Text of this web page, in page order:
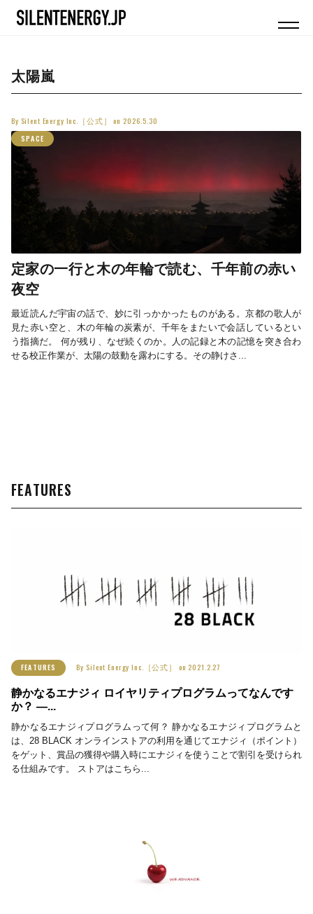
太陽嵐
By Silent Energy Inc.［公式］ on 2026.5.30
SPACE
定家の一行と木の年輪で読む、千年前の赤い
夜空
最近読んだ宇宙の話で、妙に引っかかったものがある。京都の歌人が
見た赤い空と、木の年輪の炭素が、千年をまたいで会話しているとい
う指摘だ。 何が残り、なぜ続くのか。人の記録と木の記憶を突き合わ
せる校正作業が、太陽の鼓動を露わにする。その静けさ...
FEATURES
FEATURES By Silent Energy Inc.［公式］ on 2021.2.27
静かなるエナジィ ロイヤリティプログラムってなんです
か？ ―...
静かなるエナジィプログラムって何？ 静かなるエナジィプログラムと
は、28 BLACK オンラインストアの利用を通じてエナジィ（ポイント）
をゲット、賞品の獲得や購入時にエナジィを使うことで割引を受けられ
る仕組みです。 ストアはこちら...